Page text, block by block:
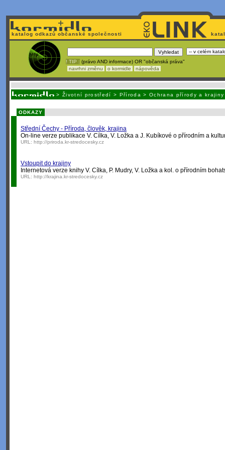
katalog odkazů občanské společnosti
! TIP : (právo AND informace) OR "občanská práva"
navrhni změnu
o kormidle nápověda
> Životní prostředí > Příroda >Ochrana přírody a krajiny
ODKAZY
Střední Čechy - Příroda, člověk, krajina
On-line verze publikace V. Cílka, V. Ložka a J. Kubíkové o přírodním a
URL: http://priroda.kr-stredocesky.cz
Vstoupit do krajiny
Internetová verze knihy V. Cílka, P. Mudry, V. Ložka a kol. o přírodním
URL: http://krajina.kr-stredocesky.cz